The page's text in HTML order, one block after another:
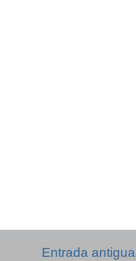
Entrada antigua